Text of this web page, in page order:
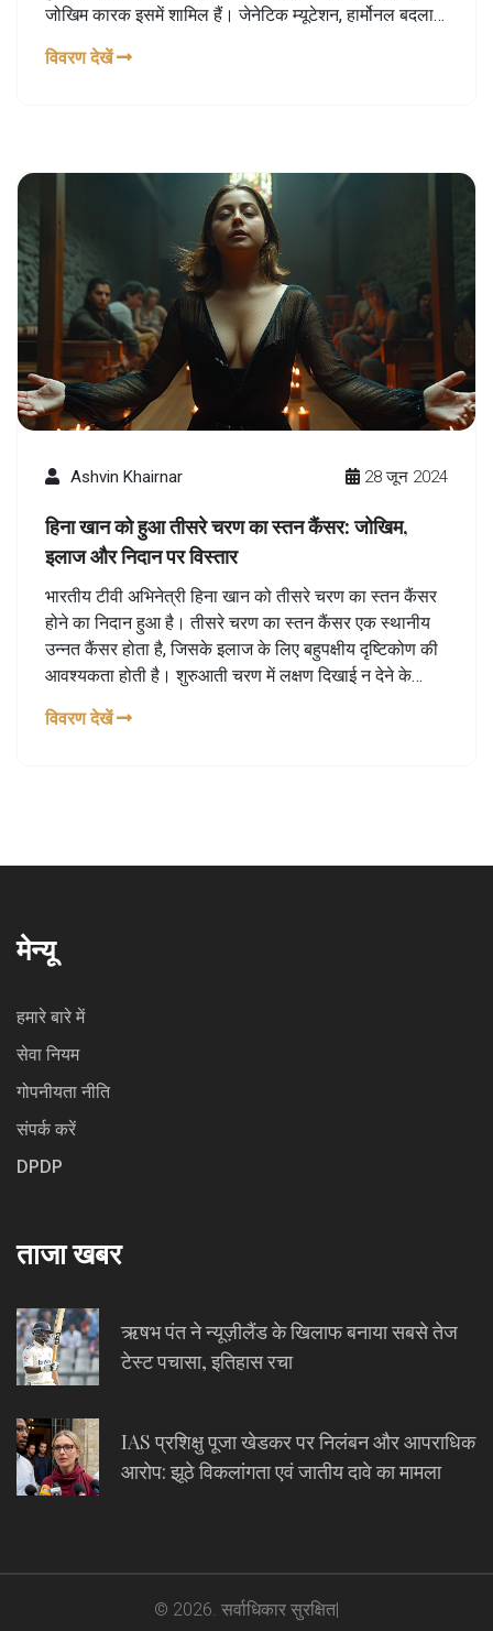
जोखिम कारक इसमें शामिल हैं। जेनेटिक म्यूटेशन, हार्मोनल बदलाव,
विवरण देखें
Ashvin Khairnar 28 जून 2024
हिना खान को हुआ तीसरे चरण का स्तन कैंसर: जोखिम,
इलाज और निदान पर विस्तार
भारतीय टीवी अभिनेत्री हिना खान को तीसरे चरण का स्तन कैंसर
होने का निदान हुआ है। तीसरे चरण का स्तन कैंसर एक स्थानीय
उन्नत कैंसर होता है, जिसके इलाज के लिए बहुपक्षीय दृष्टिकोण की
आवश्यकता होती है। शुरुआती चरण में लक्षण दिखाई न देने के
जोखिम कारकों में उम्र, पारिवारिक इतिहास, आनुवंशिकी और
विवरण देखें
मेन्यू
हमारे बारे में
सेवा नियम
गोपनीयता नीति
संपर्क करें
DPDP
ताजा खबर
ऋषभ पंत ने न्यूज़ीलैंड के खिलाफ बनाया सबसे तेज
टेस्ट पचासा, इतिहास रचा
IAS प्रशिक्षु पूजा खेडकर पर निलंबन और आपराधिक
आरोप: झूठे विकलांगता एवं जातीय दावे का मामला
© 2026. सर्वाधिकार सुरक्षित|